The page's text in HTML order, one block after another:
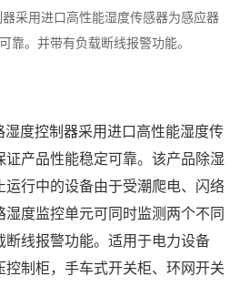
采用进口高性能湿度传感器为感应器
靠。并带有负载断线报警功能。
湿度控制器采用进口高性能湿度传
产品性能稳定可靠。该产品除湿
运行中的设备由于受潮爬电、闪络
度监控单元可同时监测两个不同
断线报警功能。适用于电力设备
控制柜，手车式开关柜、环网开关